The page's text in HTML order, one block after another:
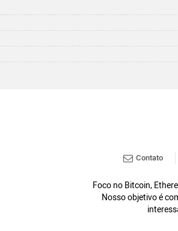
Contato
Foco no Bitcoin,
Nosso objetivo é